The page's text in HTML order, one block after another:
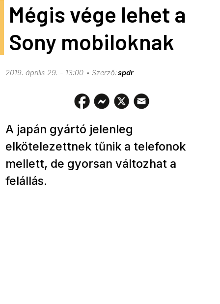
Mégis vége lehet a
Sony mobiloknak
2019. április 29. - 13:00 spdr
A japán gyártó jelenleg
elkötelezettnek tűnik a telefonok
mellett, de gyorsan változhat a
felállás.